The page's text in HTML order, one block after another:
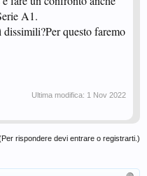
A1.
questo faremo
Ultima modifica: 1 Nov 2022
rispondere devi entrare o registrarti.)